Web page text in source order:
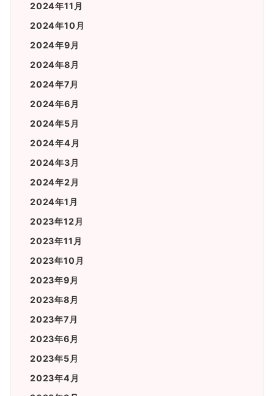
2024年11月
2024年10月
2024年9月
2024年8月
2024年7月
2024年6月
2024年5月
2024年4月
2024年3月
2024年2月
2024年1月
2023年12月
2023年11月
2023年10月
2023年9月
2023年8月
2023年7月
2023年6月
2023年5月
2023年4月